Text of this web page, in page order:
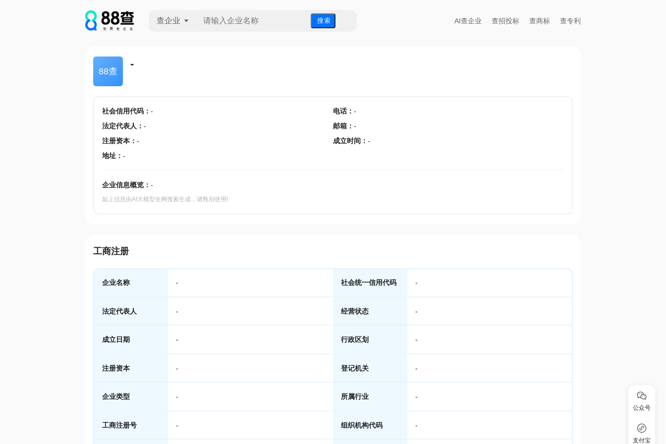
查企业 搜 索 AI查企业 查招投标 查商标 查专利
88查
-
社会信用代码： - 电话： -
法定代表人 ： - 邮箱 ： -
注册资本： - 成立时间 ： -
地址： -
企业信息概览： -
如上信息由AI大模型全网搜索生成，请甄别使用!
工商注册
企业名称 - 社会统一信用代码 -
法定代表人 - 经营状态 -
成立日期 - 行政区划 -
注册资本 - 登记机关 -
企业类型 - 所属行业 -
工商注册号 - 组织机构代码 -
公众号
支付宝